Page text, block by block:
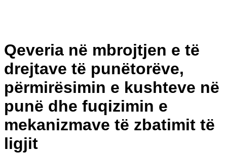
Qeveria në mbrojtjen e të
drejtave të punëtorëve,
përmirësimin e kushteve në
punë dhe fuqizimin e
mekanizmave të zbatimit të
ligjit